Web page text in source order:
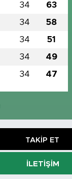
34 63
34 58
34 51
34 49
34 47
TAKIP ET
İLETIŞIM